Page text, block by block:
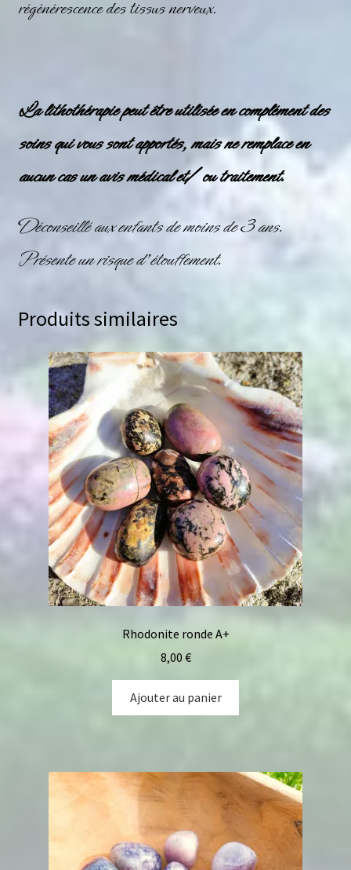
régénérescence des tissus nerveux.
La lithothérapie peut être utilisée en complément des
soins qui vous sont apportés, mais ne remplace en
aucun cas un avis médical et/ ou traitement.
Déconseillé aux enfants de moins de 3 ans.
Présente un risque d’étouffement.
Produits similaires
Rhodonite ronde A+
8,00 €
Ajouter au panier